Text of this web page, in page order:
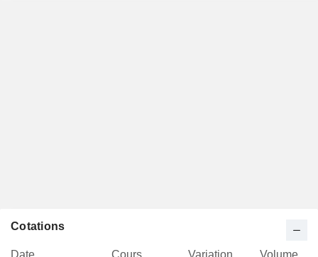
Cotations
Date Cours Variation
Volume